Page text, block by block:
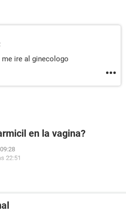
ire al ginecologo
en la vagina?
22:51